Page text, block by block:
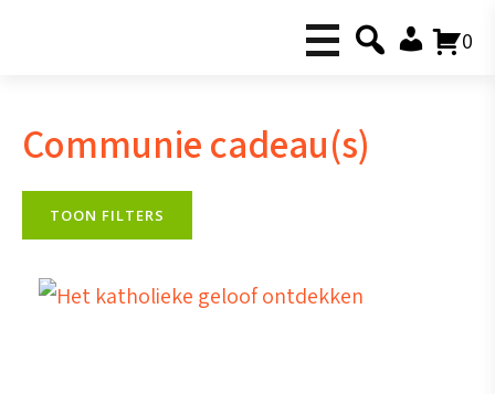
0
Communie cadeau(s)
TOON FILTERS